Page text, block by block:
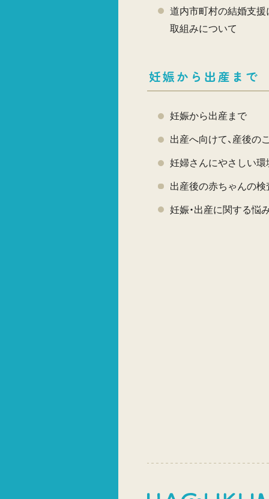
道内市町村の結婚支援
取組みについて
妊娠から出産まで
妊娠から出産まで
出産へ向けて、産後の
妊婦さんにやさしい環
出産後の赤ちゃんの検
妊娠・出産に関する悩